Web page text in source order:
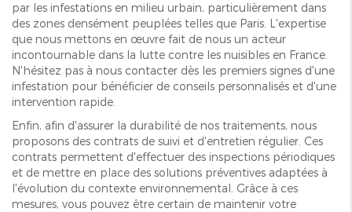
par les infestations en milieu urbain, particulièrement dans
des zones densément peuplées telles que Paris. L'expertise
que nous mettons en œuvre fait de nous un acteur
incontournable dans la lutte contre les nuisibles en France.
N'hésitez pas à nous contacter dès les premiers signes d'une
infestation pour bénéficier de conseils personnalisés et d'une
intervention rapide.
Enfin, afin d'assurer la durabilité de nos traitements, nous
proposons des contrats de suivi et d'entretien régulier. Ces
contrats permettent d'effectuer des inspections périodiques
et de mettre en place des solutions préventives adaptées à
l'évolution du contexte environnemental. Grâce à ces
mesures, vous pouvez être certain de maintenir votre